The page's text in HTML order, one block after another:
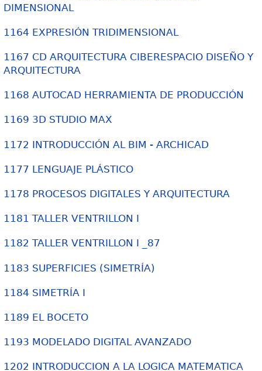
DIMENSIONAL
1164 EXPRESIÓN TRIDIMENSIONAL
1167 CD ARQUITECTURA CIBERESPACIO DISEÑO Y
ARQUITECTURA
1168 AUTOCAD HERRAMIENTA DE PRODUCCIÓN
1169 3D STUDIO MAX
1172 INTRODUCCIÓN AL BIM - ARCHICAD
1177 LENGUAJE PLÁSTICO
1178 PROCESOS DIGITALES Y ARQUITECTURA
1181 TALLER VENTRILLON I
1182 TALLER VENTRILLON I _87
1183 SUPERFICIES (SIMETRÍA)
1184 SIMETRÍA I
1189 EL BOCETO
1193 MODELADO DIGITAL AVANZADO
1202 INTRODUCCION A LA LOGICA MATEMATICA